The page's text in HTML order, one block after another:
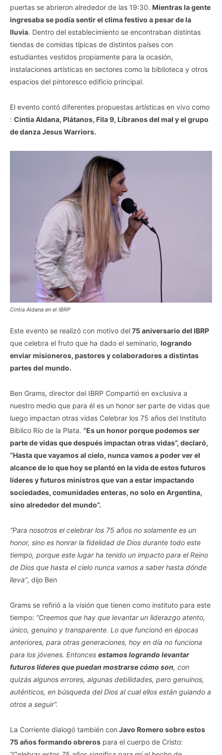
puertas se abrieron alrededor de las 19:30. Mientras la gente
ingresaba se podía sentir el clima festivo a pesar de la
lluvia. Dentro del establecimiento se encontraban distintas
tiendas de comidas típicas de distintos países con
estudiantes vestidos propiamente para la ocasión,
instalaciones artísticas en sectores como la biblioteca y otros
espacios del pintoresco edificio principal.
El evento contó diferentes propuestas artísticas en vivo como
: Cintia Aldana, Plátanos, Fila 9, Líbranos del mal y el grupo
de danza Jesus Warriors.
Cintia Aldana en el IBRP
Este evento se realizó con motivo del75 aniversario del IBRP
que celebra el fruto que ha dado el seminario, logrando
enviar misioneros, pastores y colaboradores a distintas
partes del mundo.
Ben Grams, director del IBRP Compartió en exclusiva a
nuestro medio que para él es un honor ser parte de vidas que
luego impactan otras vidas Celebrar los 75 años del Instituto
Bíblico Río de la Plata. “Es un honor porque podemos ser
parte de vidas que después impactan otras vidas”, declaró,
“Hasta que vayamos al cielo, nunca vamos a poder ver el
alcance de lo que hoy se plantó en la vida de estos futuros
líderes y futuros ministros que van a estar impactando
sociedades, comunidades enteras, no solo en Argentina,
sino alrededor del mundo”.
“Para nosotros el celebrar los 75 años no solamente es un
honor, sino es honrar la fidelidad de Dios durante todo este
tiempo, porque este lugar ha tenido un impacto para el Reino
de Dios que hasta el cielo nunca vamos a saber hasta dónde
lleva”, dijo Ben
Grams se refirió a la visión que tienen como instituto para este
tiempo: “Creemos que hay que levantar un liderazgo atento,
único, genuino y transparente. Lo que funcionó en épocas
anteriores, para otras generaciones, hoy en día no funciona
para los jóvenes. Entonces estamos logrando levantar
futuros líderes que puedan mostrarse cómo son, con
quizás algunos errores, algunas debilidades, pero genuinos,
auténticos, en búsqueda del Dios al cual ellos están guiando a
otros a seguir”.
La Corriente dialogó también con Javo Romero sobre estos
75 años formando obreros para el cuerpo de Cristo: